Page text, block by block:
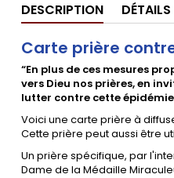
DESCRIPTION
Carte prière
“En plus de ces mesures
vers Dieu nos prières, en
lutter contre cette
Voici une carte prière à
Cette prière peut aussi être
Un prière spécifique, par
Dame de la Médaille